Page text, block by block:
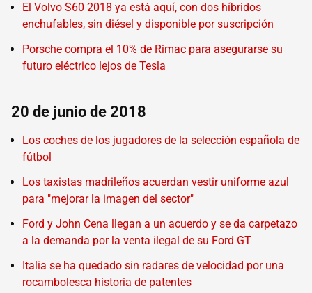
El Volvo S60 2018 ya está aquí, con dos híbridos
enchufables, sin diésel y disponible por suscripción
Porsche compra el 10% de Rimac para asegurarse su
futuro eléctrico lejos de Tesla
20 de junio de 2018
Los coches de los jugadores de la selección española de
fútbol
Los taxistas madrileños acuerdan vestir uniforme azul
para "mejorar la imagen del sector"
Ford y John Cena llegan a un acuerdo y se da carpetazo
a la demanda por la venta ilegal de su Ford GT
Italia se ha quedado sin radares de velocidad por una
rocambolesca historia de patentes